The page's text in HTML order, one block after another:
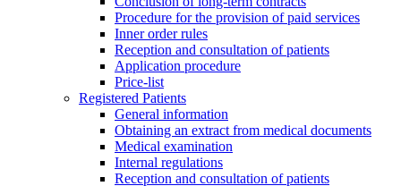
Procedure for the provision of paid services
Inner order rules
Reception and consultation of patients
Application procedure
Price-list
Registered Patients
General information
Obtaining an extract from medical documents
Medical examination
Internal regulations
Reception and consultation of patients